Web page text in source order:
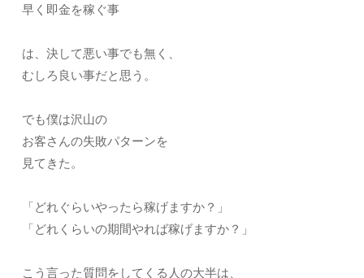
早く即金を稼ぐ事
は、決して悪い事でも無く、
むしろ良い事だと思う。
でも僕は沢山の
お客さんの失敗パターンを
見てきた。
「どれぐらいやったら稼げますか？」
「どれくらいの期間やれば稼げますか？」
こう言った質問をしてくる人の大半は、